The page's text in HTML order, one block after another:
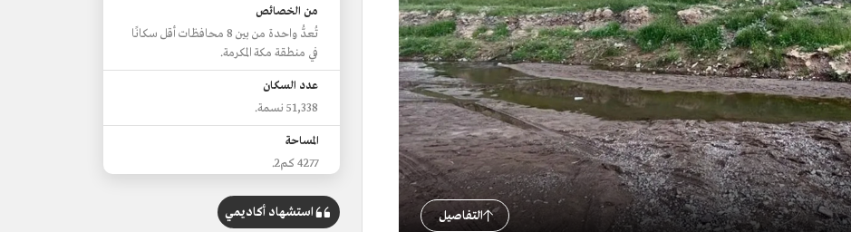
التفاصيل
من الخصائص
تُعدُّ واحدة من بين 8 محافظات أقل سكانًا
في منطقة مكة المكرمة.
عدد السكان
51,338 نسمة.
المساحة
4277 كم2.
الفعاليات
المهرجان الزراعي السياحي الترفيهي.
استشهاد أكاديمي